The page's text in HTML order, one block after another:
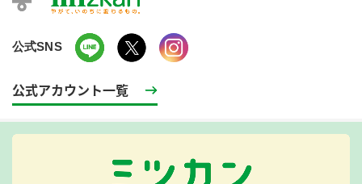
公式SNS
公式アカウント一覧